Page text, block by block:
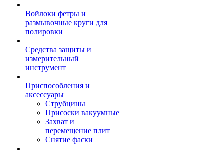
Войлоки фетры и
размывочные круги для
полировки
Средства защиты и
измерительный
инструмент
Приспособления и
аксессуары
Струбцины
Присоски вакуумные
Захват и
перемещение плит
Снятие фаски